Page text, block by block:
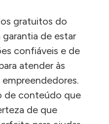
gratuitos do
de estar
confiáveis e de
atender às
de conteúdo que
de que